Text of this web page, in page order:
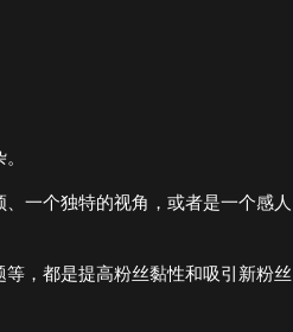
一个独特的视角，或者是一个感人
，都是提高粉丝黏性和吸引新粉丝